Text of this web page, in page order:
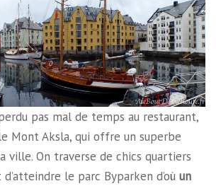
pas mal de temps au restaurant,
Mont Aksla, qui offre un superbe
ville. On traverse de chics quartiers
le parc Byparken d’où un